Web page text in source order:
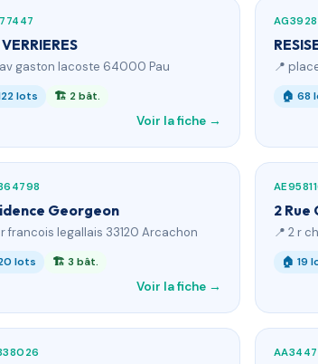
gaston lacoste 64000 Pau
lots 🏗 2 bât.
Voir la fiche →
📍
🏠 68
Georgeon
r francois legallais 33120 Arcachon
lots 🏗 3 bât.
Voir la fiche →
2 Rue
📍 2 r
🏠 19